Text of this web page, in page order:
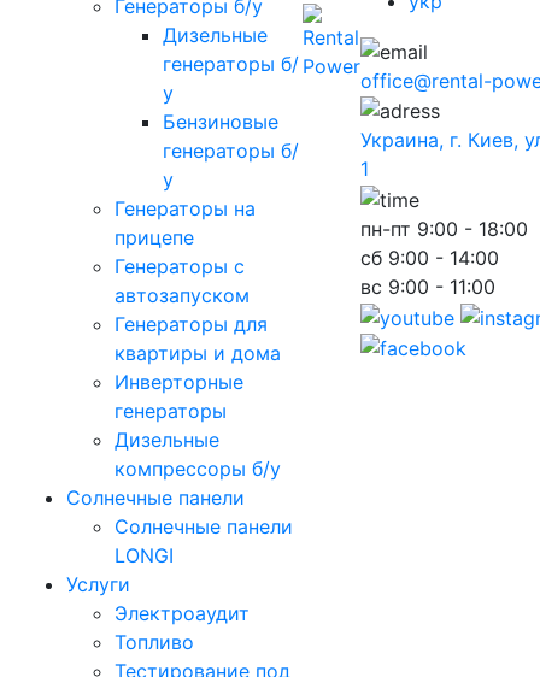
Генераторы б/у
Дизельные
генераторы б/
у
Бензиновые
генераторы б/
у
Генераторы на
прицепе
Генераторы с
автозапуском
Генераторы для
квартиры и дома
Инверторные
генераторы
Дизельные
компрессоры б/у
Солнечные панели
Солнечные панели
LONGI
Услуги
Электроаудит
Топливо
Тестирование под
office@rental-
Украина, г. Киев,
1
пн-пт 9:00 - 18:00
сб 9:00 - 14:00
вс 9:00 - 11:00